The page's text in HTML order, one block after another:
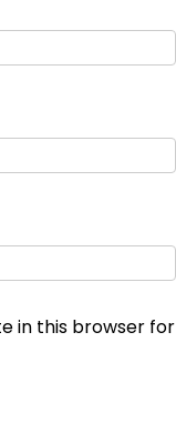
in this browser for